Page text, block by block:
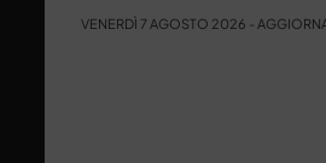
VENERDÌ 7 AGOSTO 2026 -